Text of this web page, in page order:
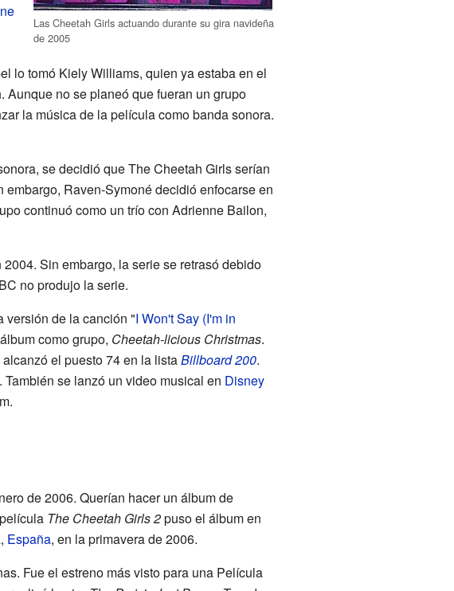
Las Cheetah Girls actuando durante su gira navideña
de 2005
lo tomó Kiely Williams, quien ya estaba en el
Aunque no se planeó que fueran un grupo
la música de la película como banda sonora.
se decidió que The Cheetah Girls serían
embargo, Raven-Symoné decidió enfocarse en
continuó como un trío con Adrienne Bailon,
Sin embargo, la serie se retrasó debido
no produjo la serie.
versión de la canción "I Won't Say (I'm in
como grupo, Cheetah-licious Christmas.
el puesto 74 en la listaBillboard 200.
También se lanzó un video musical en Disney
de 2006. Querían hacer un álbum de
The Cheetah Girls 2puso el álbum en
, España, en la primavera de 2006.
Fue el estreno más visto para una Película